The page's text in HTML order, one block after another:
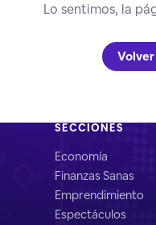
Lo sentimos, la
SECCIONES
Economía
Finanzas Sanas
Emprendimiento
Espectáculos